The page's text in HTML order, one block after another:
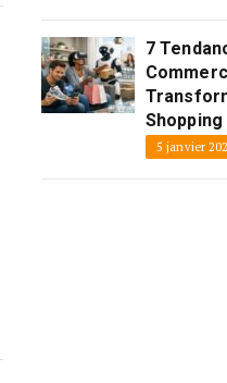
7
Shopping
5 janvier